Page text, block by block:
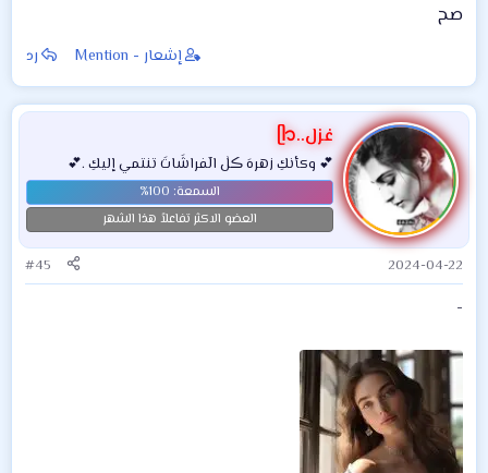
صح
إشعار - Mention رد
غزل..ᥫ᭡
💕 وكأنكِ زهرهَ ڪلٰ الٓفراشَاتَ تنتمي إليكِ .💕
العضو الاكثر تفاعلاً هذا الشهر
2024-04-22
#45
-